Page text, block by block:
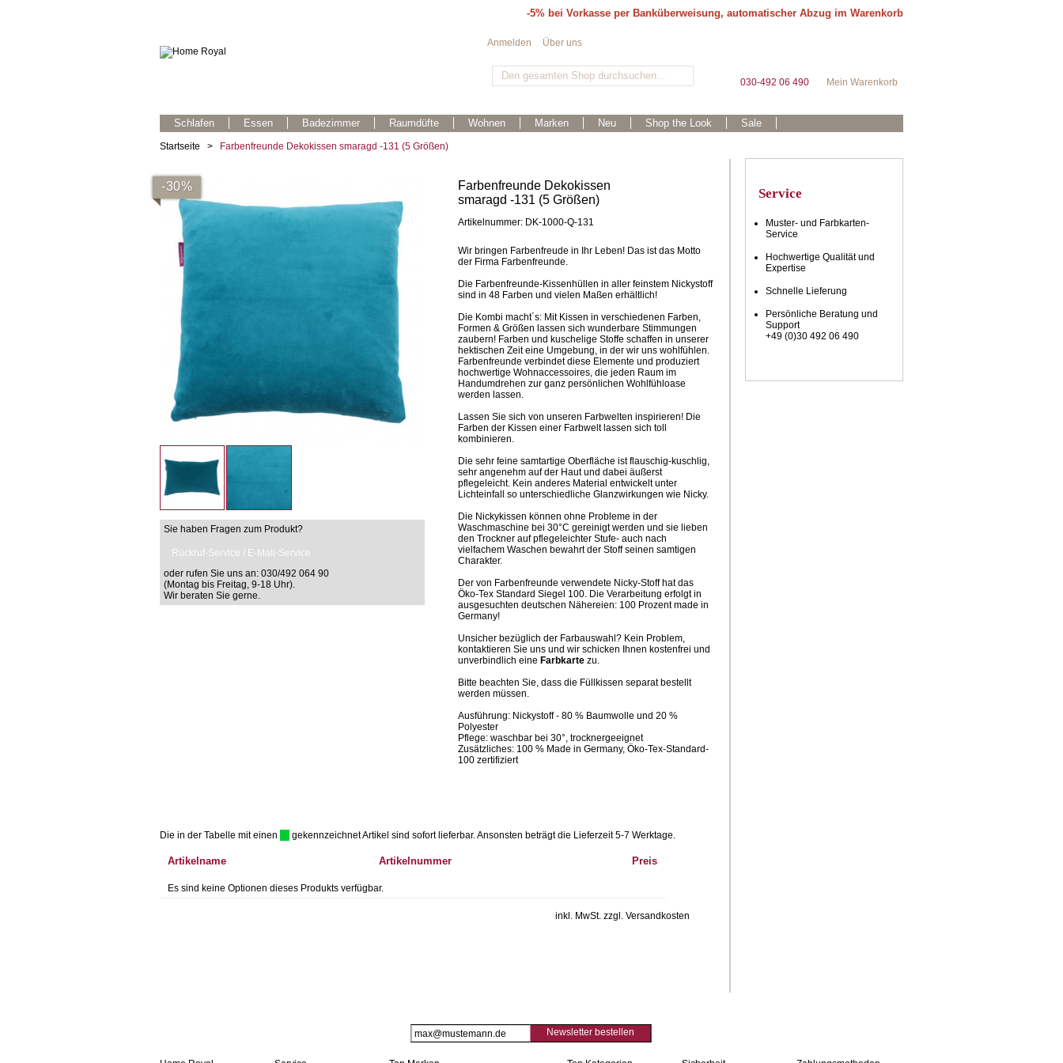
-5% bei Vorkasse per Banküberweisung, automatischer Abzug im Warenkorb
Mein Warenkorb
030-492 06 490
Schlafen Essen Badezimmer Raumdüfte Wohnen Marken Neu Shop the Look Sale
Anmelden Über uns
Startseite > Farbenfreunde Dekokissen smaragd -131 (5 Größen)
-30%
Sie haben Fragen zum Produkt?
Rückruf-Service / E-Mail-Service
oder rufen Sie uns an: 030/492 064 90
(Montag bis Freitag, 9-18 Uhr).
Wir beraten Sie gerne.
Farbenfreunde Dekokissen
smaragd -131 (5 Größen)
Artikelnummer: DK-1000-Q-131
Wir bringen Farbenfreude in Ihr Leben! Das ist das Motto
der Firma Farbenfreunde.
Die Farbenfreunde-Kissenhüllen in aller feinstem Nickystoff
sind in 48 Farben und vielen Maßen erhältlich!
Die Kombi macht´s: Mit Kissen in verschiedenen Farben,
Formen & Größen lassen sich wunderbare Stimmungen
zaubern! Farben und kuschelige Stoffe schaffen in unserer
hektischen Zeit eine Umgebung, in der wir uns wohlfühlen.
Farbenfreunde verbindet diese Elemente und produziert
hochwertige Wohnaccessoires, die jeden Raum im
Handumdrehen zur ganz persönlichen Wohlfühloase
werden lassen.
Lassen Sie sich von unseren Farbwelten inspirieren! Die
Farben der Kissen einer Farbwelt lassen sich toll
kombinieren.
Die sehr feine samtartige Oberfläche ist flauschig-kuschlig,
sehr angenehm auf der Haut und dabei äußerst
pflegeleicht. Kein anderes Material entwickelt unter
Lichteinfall so unterschiedliche Glanzwirkungen wie Nicky.
Die Nickykissen können ohne Probleme in der
Waschmaschine bei 30°C gereinigt werden und sie lieben
den Trockner auf pflegeleichter Stufe- auch nach
vielfachem Waschen bewahrt der Stoff seinen samtigen
Charakter.
Der von Farbenfreunde verwendete Nicky-Stoff hat das
Öko-Tex Standard Siegel 100. Die Verarbeitung erfolgt in
ausgesuchten deutschen Nähereien: 100 Prozent made in
Germany!
Unsicher bezüglich der Farbauswahl? Kein Problem,
kontaktieren Sie uns und wir schicken Ihnen kostenfrei und
unverbindlich eine Farbkarte zu.
Bitte beachten Sie, dass die Füllkissen separat bestellt
werden müssen.
Ausführung: Nickystoff - 80 % Baumwolle und 20 %
Polyester
Pflege: waschbar bei 30°, trocknergeeignet
Zusätzliches: 100 % Made in Germany, Öko-Tex-Standard-
100 zertifiziert
Die in der Tabelle mit einen gekennzeichnet Artikel sind sofort lieferbar.Ansonsten beträgt die Lieferzeit 5-7 Werktage.
Artikelname Artikelnummer Preis
Es sind keine Optionen dieses Produkts verfügbar.
inkl. MwSt. zzgl. Versandkosten
Service
Muster- und Farbkarten-
Service
Hochwertige Qualität und
Expertise
Schnelle Lieferung
Persönliche Beratung und
Support
+49 (0)30 492 06 490
Newsletter bestellen